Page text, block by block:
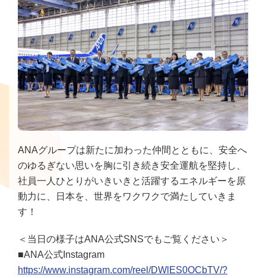
ANAグループは新たに加わった仲間とともに、安全へ
のゆるぎない思いを胸に引き続き安全運航を堅持し、
社員一人ひとりがいきいきと活躍するエネルギーを原
動力に、日本を、世界をワクワクで満たしていきま
す！
＜当日の様子はANA公式SNSでもご覧ください＞
■ANA公式Instagram
https://www.instagram.com/reel/DWlES0OCbTV/?